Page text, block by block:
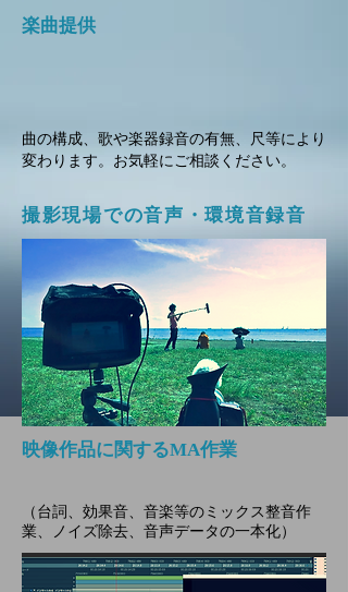
楽曲提供
曲の構成、歌や楽器録音の有無、尺等により
変わります。お気軽にご相談ください。
撮影現場での音声・環境音録音
映像作品に関するMA作業
（台詞、効果音、音楽等のミックス整音作
業、ノイズ除去、音声データの一本化）